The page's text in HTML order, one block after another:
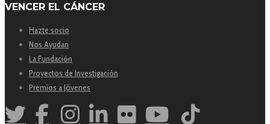
VENCER EL CÁNCER
Hazte socio
Nos Ayudan
La Fundación
Proyectos de Investigación
Premios a Jóvenes